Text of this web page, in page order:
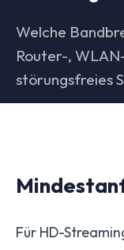
Welche
Router-,
störungsfreies
Für HD-